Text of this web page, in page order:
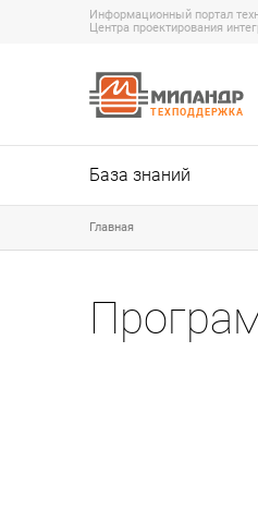
Информационный портал
Центра проектирования
ТЕХПОДДЕРЖКА
База знаний
Главная